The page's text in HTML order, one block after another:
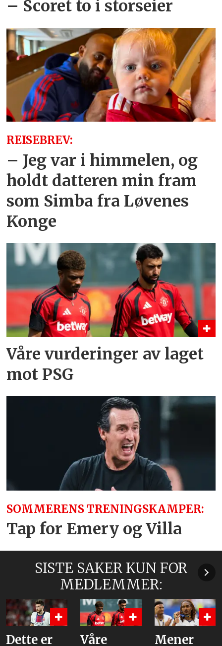
– Scoret to i storseier
REISEBREV:
– Jeg var i himmelen, og
holdt datteren min fram
som Simba fra Løvenes
Konge
Våre vurderinger av laget
mot PSG
SOMMERENS TRENINGSKAMPER:
Tap for Emery og Villa
SISTE SAKER KUN FOR
MEDLEMMER:
Våre
Mener
Flere